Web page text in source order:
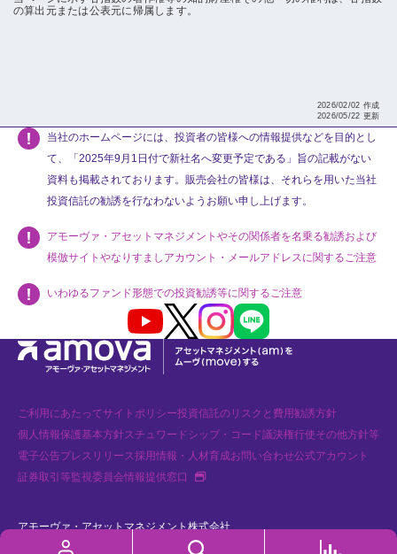
の算出元または公表元に帰属します。
2026/02/02 作成
2026/05/22 更新
当社のホームページには、投資者の皆様への情報提供などを目的とし
て、「2025年9月1日付で新社名へ変更予定である」旨の記載がない
資料も掲載されております。販売会社の皆様は、それらを用いた当社
投資信託の勧誘を行なわないようお願い申し上げます。
アモーヴァ・アセットマネジメントやその関係者を名乗る勧誘および
模倣サイトやなりすましアカウント・メールアドレスに関するご注意
いわゆるファンド形態での投資勧誘等に関するご注意
Youtube X InstagramLINE
ご利用にあたってサイトポリシー投資信託のリスクと費用勧誘方針
個人情報保護基本方針スチュワードシップ・コード議決権行使その他方針等
電子公告プレスリリース採用情報・人材育成お問い合わせ公式アカウント
証券取引等監視委員会情報提供窓口
開
アモーヴァ・アセットマネジメント株式会社
金融商品取引業者 関東財務局長（金商）第368号 加入協会：一般社団法人